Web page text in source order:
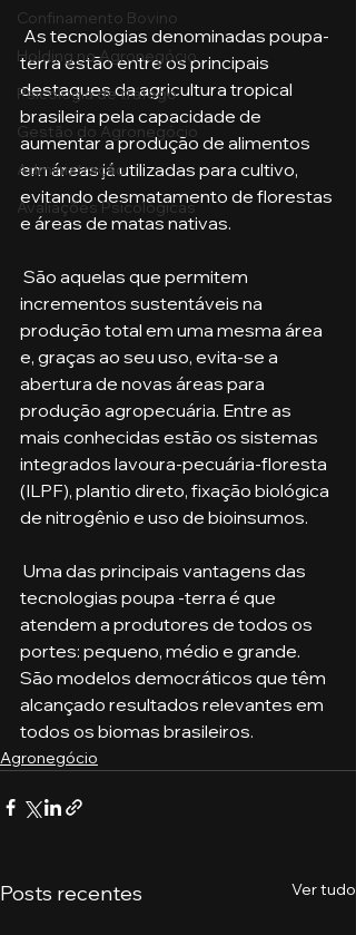
Confinamento Bovino
Holding no Agronegócio
Psicologia de tráfego
Gestão do Agronegócio
Administração
Avaliações Psicológicas
terra estão entre os principais
destaques da agricultura tropical
brasileira pela capacidade de
aumentar a produção de alimentos
em áreas já utilizadas para cultivo,
evitando desmatamento de florestas
e áreas de matas nativas.
incrementos sustentáveis na
produção total em uma mesma área
e, graças ao seu uso, evita-se a
abertura de novas áreas para
produção agropecuária. Entre as
mais conhecidas estão os sistemas
integrados lavoura-pecuária-floresta
(ILPF), plantio direto, fixação biológica
de nitrogênio e uso de bioinsumos.
tecnologias poupa -terra é que
atendem a produtores de todos os
portes: pequeno, médio e grande.
São modelos democráticos que têm
alcançado resultados relevantes em
todos os biomas brasileiros.
Agronegócio
Posts recentes Ver tudo